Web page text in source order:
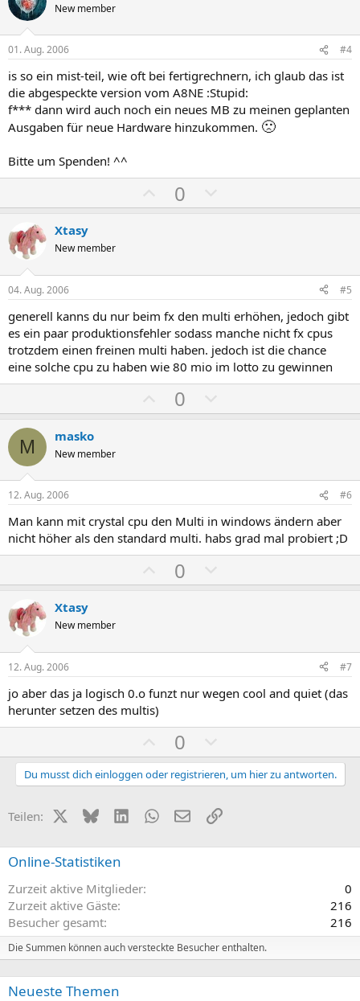
e e
t
v
e
S
t
m
e
t
v
e
S
t
m
e
New member
01. Aug. 2006 #4
is so ein mist-teil, wie oft bei fertigrechnern, ich glaub das ist
die abgespeckte version vom A8NE :Stupid:
f*** dann wird auch noch ein neues MB zu meinen geplanten
Ausgaben für neue Hardware hinzukommen. 🙁
Bitte um Spenden! ^^
o
t
v
e
S
t
i
m
m
0
e
t
v
e
S
t
i
m
Xtasy
New member
04. Aug. 2006 #5
generell kanns du nur beim fx den multi erhöhen, jedoch gibt
es ein paar produktionsfehler sodass manche nicht fx cpus
trotzdem einen freinen multi haben. jedoch ist die chance
eine solche cpu zu haben wie 80 mio im lotto zu gewinnen
o
t
v
e
S
i
e
0
e
t
v
e
S
i
e
M masko
New member
12. Aug. 2006 #6
Man kann mit crystal cpu den Multi in windows ändern aber
nicht höher als den standard multi. habs grad mal probiert ;D
o
t
v
e
S
i
m
0
e
t
v
e
S
i
m
e
Xtasy
New member
12. Aug. 2006 #7
jo aber das ja logisch 0.o funzt nur wegen cool and quiet (das
herunter setzen des multis)
o
s
v
i
m
m
0
e
g
t
v
i
m
m
Du musst dich einloggen oder registrieren, um hier zu antworten.
Teilen: X (Twitter)
BlueskyLinkedInWhatsApp
E-MailLink
Online-Statistiken
Zurzeit aktive Mitglieder
0
Zurzeit aktive Gäste
216
Besucher gesamt
216
Die Summen können auch versteckte Besucher enthalten.
Neueste Themen